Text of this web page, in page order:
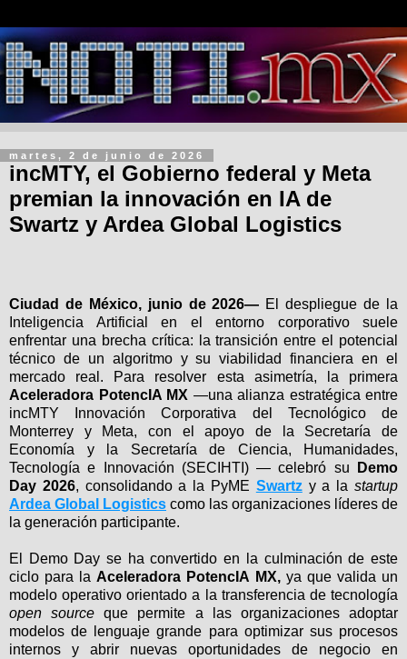
martes, 2 de junio de 2026
incMTY, el Gobierno federal y Meta
premian la innovación en IA de
Swartz y Ardea Global Logistics
Ciudad de México, junio de 2026— El despliegue de la
Inteligencia Artificial en el entorno corporativo suele
enfrentar una brecha crítica: la transición entre el potencial
técnico de un algoritmo y su viabilidad financiera en el
mercado real. Para resolver esta asimetría, la primera
Aceleradora PotencIA MX —una alianza estratégica entre
incMTY Innovación Corporativa del Tecnológico de
Monterrey y Meta, con el apoyo de la Secretaría de
Economía y la Secretaría de Ciencia, Humanidades,
Tecnología e Innovación (SECIHTI) — celebró su
Demo
Day 2026, consolidando a la PyME Swartzy a la startup
Ardea Global Logistics como las organizaciones líderes de
la generación participante.
El Demo Day se ha convertido en la culminación de este
ciclo para la Aceleradora PotencIA MX,ya que valida un
modelo operativo orientado a la transferencia de tecnología
open source que permite a las organizaciones adoptar
modelos de lenguaje grande para optimizar sus procesos
internos y abrir nuevas oportunidades de negocio en